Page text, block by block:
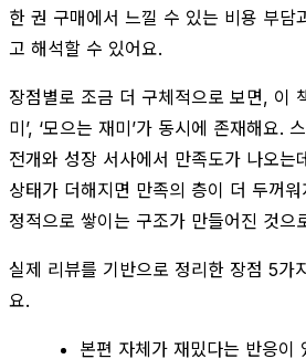
한 권 구매에서 느낄 수 있는 비용 부담
고 해석할 수 있어요.
장점별로 조금 더 구체적으로 보면, 이
미’, ‘모으는 재미’가 동시에 존재해요.
전개와 성장 서사에서 만족도가 나오는
상태가 더해지면 만족의 층이 더 두꺼
정적으로 쌓이는 구조가 만들어진 것으
실제 리뷰를 기반으로 정리한 장점 5가
요.
본편 자체가 재밌다는 반응이